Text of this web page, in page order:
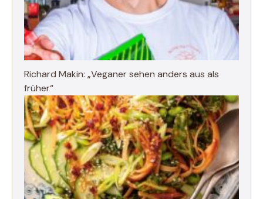
Richard Makin: „Veganer sehen anders aus als
früher“